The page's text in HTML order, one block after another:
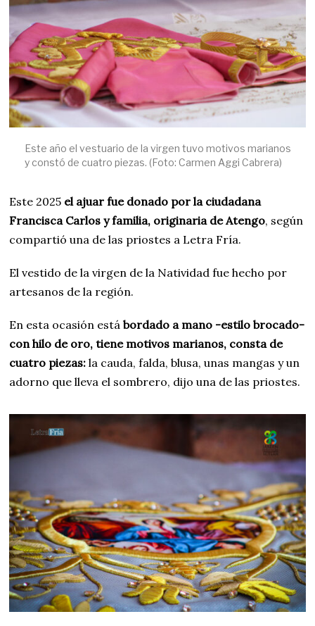
Este año el vestuario de la virgen tuvo motivos marianos
y constó de cuatro piezas. (Foto: Carmen Aggi Cabrera)
Este 2025 el ajuar fue donado por la ciudadana
Francisca Carlos y familia, originaria de Atengo, según
compartió una de las priostes a Letra Fría.
El vestido de la virgen de la Natividad fue hecho por
artesanos de la región.
En esta ocasión estábordado a mano -estilo brocado-
con hilo de oro, tiene motivos marianos, consta de
cuatro piezas: la cauda, falda, blusa, unas mangas y un
adorno que lleva el sombrero, dijo una de las priostes.